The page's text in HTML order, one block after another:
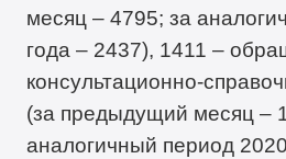
месяц – 4795; за
года – 2437), 1411 –
консультационно-
(за предыдущий месяц –
аналогичный период